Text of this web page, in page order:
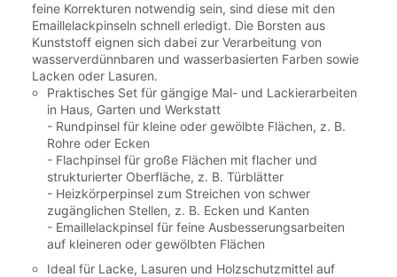
feine Korrekturen notwendig sein, sind diese mit den
Emaillelackpinseln schnell erledigt. Die Borsten aus
Kunststoff eignen sich dabei zur Verarbeitung von
wasserverdünnbaren und wasserbasierten Farben sowie
Lacken oder Lasuren.
Praktisches Set für gängige Mal- und Lackierarbeiten
in Haus, Garten und Werkstatt
- Rundpinsel für kleine oder gewölbte Flächen, z. B.
Rohre oder Ecken
- Flachpinsel für große Flächen mit flacher und
strukturierter Oberfläche, z. B. Türblätter
- Heizkörperpinsel zum Streichen von schwer
zugänglichen Stellen, z. B. Ecken und Kanten
- Emaillelackpinsel für feine Ausbesserungsarbeiten
auf kleineren oder gewölbten Flächen
Ideal für Lacke, Lasuren und Holzschutzmittel auf